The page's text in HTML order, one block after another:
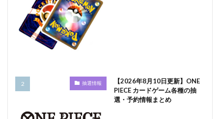
抽選情報
【2026年8月10日更新】ONE
PIECE カードゲーム各種の抽
選・予約情報まとめ